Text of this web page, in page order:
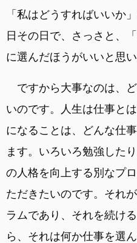
「私はどうすればいいか
日その日で、さっさと、
に選んだほうがいいと思い
ですから大事なのは、
いのです。人生は仕事と
になることは、どんな仕
ます。いろいろ勉強した
の人格を向上する別なプ
ただきたいのです。それ
ラムであり、それを続け
ら、それは何か仕事を選